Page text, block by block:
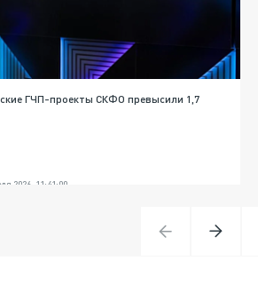
ГЧП-проекты СКФО превысили 1,7
2026, 11:41:00